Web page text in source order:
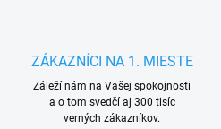
ZÁKAZNÍCI NA 1. MIESTE
Záleží nám na Vašej spokojnosti
a o tom svedčí aj 300 tisíc
verných zákazníkov.